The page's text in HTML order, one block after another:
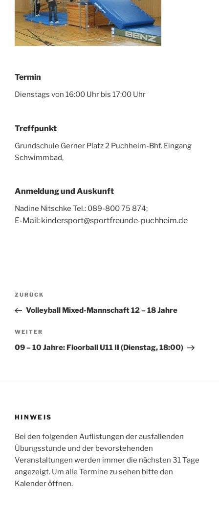
Termin
Dienstags von 16:00 Uhr bis 17:00 Uhr
Treffpunkt
Grundschule Gerner Platz 2 Puchheim-Bhf. Eingang
Schwimmbad,
Anmeldung und Auskunft
Nadine Nitschke Tel.: 089-800 75 874;
E-Mail: kindersport@sportfreunde-puchheim.de
Beitragsnavigation
Vorheriger
Beitrag
ZURÜCK
Volleyball Mixed-Mannschaft 12 – 18 Jahre
Nächster
Beitrag
WEITER
09 – 10 Jahre: Floorball U11 II (Dienstag, 18:00)
HINWEIS
Bei den folgenden Auflistungen der ausfallenden
Übungsstunde und der bevorstehenden
Veranstaltungen werden immer die nächsten 31 Tage
angezeigt. Um alle Termine zu sehen bitte den
Kalender öffnen.